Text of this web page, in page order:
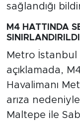
sağlandığı
M4 HATTINDA
SINIRLANDIRILDI
Metro İstanbul
açıklamada,
Havalimanı
arıza
Maltepe ile